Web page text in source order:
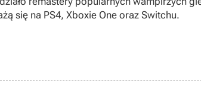
się na PS4, Xboxie One oraz Switchu.